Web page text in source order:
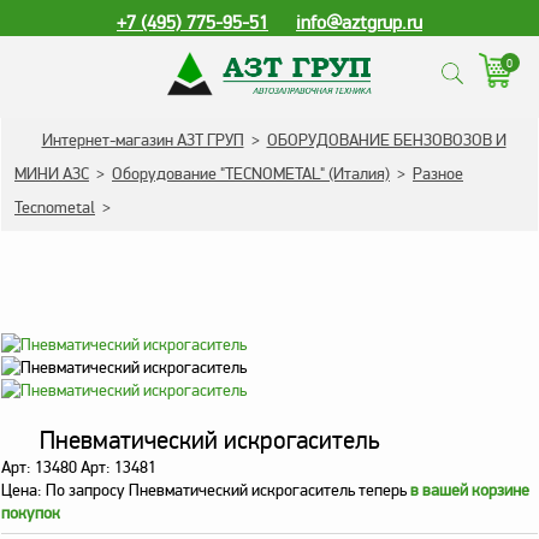
+7 (495) 775-95-51 info@aztgrup.ru
0
КАТАЛОГ ПРОДУКЦИИ
Топливораздаточные
колонки
для электромобилей
Погружные насосы к
Запасные части к ТРК
и ГРК
Электронное
Интернет-магазин АЗТ ГРУП > ОБОРУДОВАНИЕ БЕНЗОВОЗОВ И
МИНИ АЗС > Оборудование "TECNOMETAL" (Италия) > Разное
Tecnometal >
Пневматический искрогаситель
Арт: 13480 Арт: 13481
Цена: По запросуПневматический искрогаситель теперьв вашей корзине
покупок